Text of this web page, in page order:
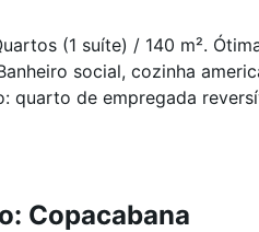
(1 suíte) / 140 m².
social, cozinha
quarto de empregada
Copacabana